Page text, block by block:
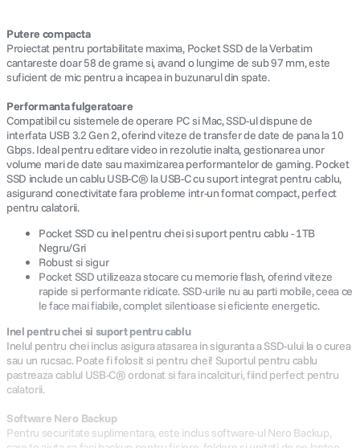
Putere compacta
Proiectat pentru portabilitate maxima, Pocket SSD de la Verbatim
cantareste doar 58 de grame si, avand o lungime de sub 97 mm, este
suficient de mic pentru a incapea in buzunarul din spate.
Performanta fulgeratoare
Compatibil cu sistemele de operare PC si Mac, SSD-ul dispune de
interfata USB 3.2 Gen 2, oferind viteze de transfer de date de pana la 10
Gbps. Ideal pentru editare video in rezolutie inalta, gestionarea unor
volume mari de date sau maximizarea performantelor de gaming. Pocket
SSD include un cablu USB-C® la USB-C cu suport integrat pentru cablu,
asigurand conectivitate fara probleme intr-un format compact, perfect
pentru calatorii.
Pocket SSD cu inel pentru chei si suport pentru cablu - 1TB
Negru/Gri
Robust si sigur
Pocket SSD utilizeaza stocare cu memorie flash, oferind viteze
rapide si performante ridicate. SSD-urile nu au parti mobile, ceea ce
le face mai fiabile, complet silentioase si eficiente energetic.
Inel pentru chei si suport pentru cablu
Inelul pentru chei inclus asigura atasarea in siguranta a SSD-ului la o curea
sau un rucsac. Poate fi folosit si pentru chei! Suportul pentru cablu
pastreaza cablul USB-C® ordonat si fara incalcituri, fiind perfect pentru
calatorii.
Software Nero Backup
Pentru securitate suplimentara, este inclus software-ul Nero Backup,